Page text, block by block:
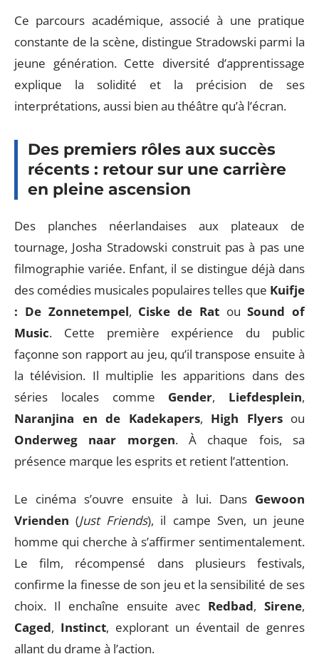
Ce parcours académique, associé à une pratique
constante de la scène, distingue Stradowski parmi la
jeune génération. Cette diversité d’apprentissage
explique la solidité et la précision de ses
interprétations, aussi bien au théâtre qu’à l’écran.
Des premiers rôles aux succès
récents : retour sur une carrière
en pleine ascension
Des planches néerlandaises aux plateaux de
tournage, Josha Stradowski construit pas à pas une
filmographie variée. Enfant, il se distingue déjà dans
des comédies musicales populaires telles que Kuifje
: De Zonnetempel, Ciske de RatouSound of
Music. Cette première expérience du public
façonne son rapport au jeu, qu’il transpose ensuite à
la télévision. Il multiplie les apparitions dans des
séries locales comme Gender, Liefdesplein,
Naranjina en de Kadekapers, High Flyersou
Onderweg naar morgen. À chaque fois, sa
présence marque les esprits et retient l’attention.
Le cinéma s’ouvre ensuite à lui. Dans Gewoon
Vrienden (Just Friends), il campe Sven, un jeune
homme qui cherche à s’affirmer sentimentalement.
Le film, récompensé dans plusieurs festivals,
confirme la finesse de son jeu et la sensibilité de ses
choix. Il enchaîne ensuite avec Redbad,Sirene,
Caged, Instinct, explorant un éventail de genres
allant du drame à l’action.